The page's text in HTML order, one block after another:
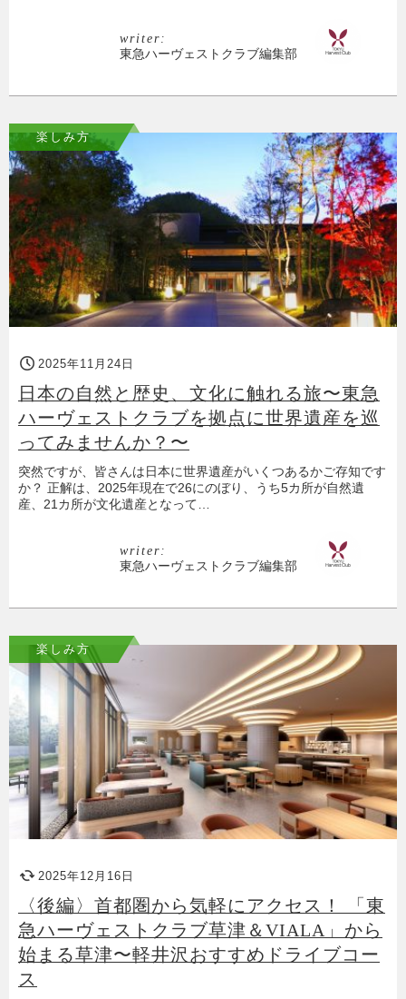
writer:
東急ハーヴェストクラブ編集部
楽しみ方
2025年11月24日
日本の自然と歴史、文化に触れる旅〜東急
ハーヴェストクラブを拠点に世界遺産を巡
ってみませんか？〜
突然ですが、皆さんは日本に世界遺産がいくつあるかご存知です
か？ 正解は、2025年現在で26にのぼり、うち5カ所が自然遺
産、21カ所が文化遺産となって…
writer:
東急ハーヴェストクラブ編集部
楽しみ方
2025年12月16日
〈後編〉首都圏から気軽にアクセス！ 「東
急ハーヴェストクラブ草津＆VIALA」から
始まる草津〜軽井沢おすすめドライブコー
ス